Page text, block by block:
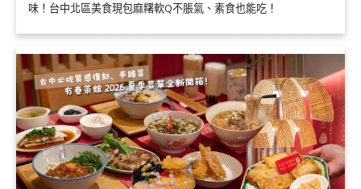
味！台中北區美食現包麻糬軟Q不脹氣、素食也能吃！